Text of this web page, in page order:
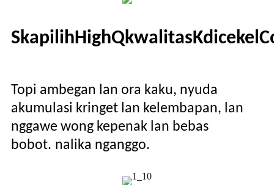
SkapilihHighQkwalitasKdicekelC
Topi ambegan lan ora kaku, nyuda
akumulasi kringet lan kelembapan, lan
nggawe wong kepenak lan bebas
bobot. nalika nganggo.